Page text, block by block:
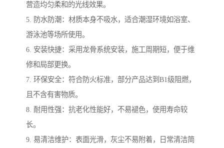
营造均匀柔和的光线效果。
5. 防水防潮：材质本身不吸水，适合潮湿环境如浴室、
游泳池等场所使用。
6. 安装快捷：采用龙骨系统安装，施工周期短，便于维
修和局部更换。
7. 环保安全：符合防火标准，部分产品达到B1级阻燃，
且不含有害物质。
8. 耐用性强：抗老化性能好，不易褪色，使用寿命较
长。
9. 易清洁维护：表面光滑，灰尘不易附着，日常清洁简